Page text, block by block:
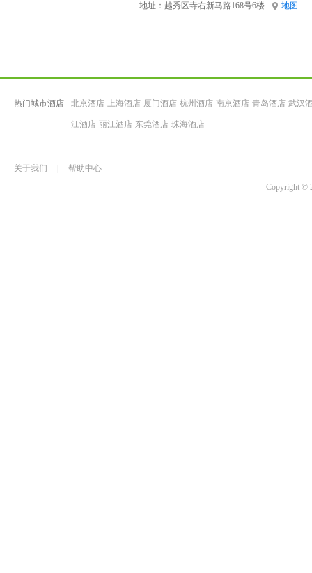
地址： 越秀区寺右新马路168号6楼 地图
热门城市酒店 北京酒店 上海酒店 厦门酒店 杭州酒店 南京酒店 青岛酒店 武汉
江酒店 丽江酒店 东莞酒店 珠海酒店
关于我们
帮助中心
Copyright ©